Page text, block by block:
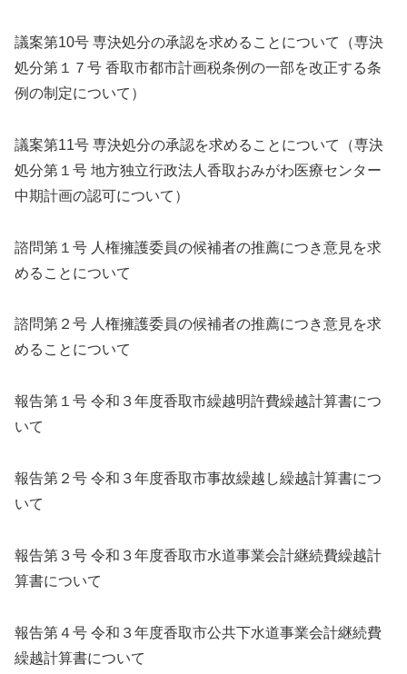
議案第10号 専決処分の承認を求めることについて（専決
処分第１７号 香取市都市計画税条例の一部を改正する条
例の制定について）
議案第11号 専決処分の承認を求めることについて（専決
処分第１号 地方独立行政法人香取おみがわ医療センター
中期計画の認可について）
諮問第１号 人権擁護委員の候補者の推薦につき意見を求
めることについて
諮問第２号 人権擁護委員の候補者の推薦につき意見を求
めることについて
報告第１号 令和３年度香取市繰越明許費繰越計算書につ
いて
報告第２号 令和３年度香取市事故繰越し繰越計算書につ
いて
報告第３号 令和３年度香取市水道事業会計継続費繰越計
算書について
報告第４号 令和３年度香取市公共下水道事業会計継続費
繰越計算書について